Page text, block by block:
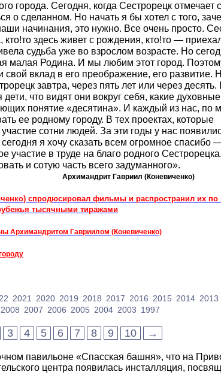
города. Сегодня, когда Сестрорецк отмечает
о сделанном. Но начать я бы хотел с того,
начинания, это нужно. Все очень просто.
кто!то здесь живет с рождения, кто!то —
судьба уже во взрослом возрасте. Но
малая Родина. И мы любим этот город.
свой вклад в его преображение, его развитие.
завтра, через пять лет или через десять.
что видят они вокруг себя, какие
понятие «десятина». И каждый из нас, по
ее родному городу. В тех проектах, которые
сотни людей. За эти годы у нас
я хочу сказать всем огромное спасибо
участие в труде на благо родного Сестрорецка.
и сотую часть всего задуманного».
Гавриил (Коневиченко)
спродюсировал фильмы и распространил их по
тысячными тиражами
Архимандритом Гавриилом (Коневиченко)
2021 2020 2019 2018 2017 2016 2015 2014 2013
2008 2007 2006 2005 2004 2003 1997
3 4 5 6 7 8 9 10 →
павильоне «Спасская башня», что на
центра появилась инсталляция,